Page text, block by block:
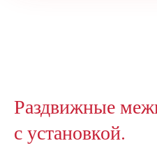
Раздвижные
с установкой.